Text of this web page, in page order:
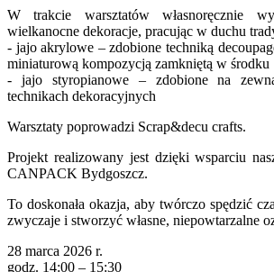
W trakcie warsztatów własnoręcznie
wielkanocne dekoracje, pracując w duchu
- jajo akrylowe – zdobione techniką
miniaturową kompozycją zamkniętą w środku
- jajo styropianowe – zdobione na
technikach dekoracyjnych
Warsztaty poprowadzi Scrap&decu crafts.
Projekt realizowany jest dzięki wsparciu
CANPACK Bydgoszcz.
To doskonała okazja, aby twórczo spędzić
zwyczaje i stworzyć własne, niepowtarzalne
28 marca 2026 r.
godz. 14:00 – 15:30